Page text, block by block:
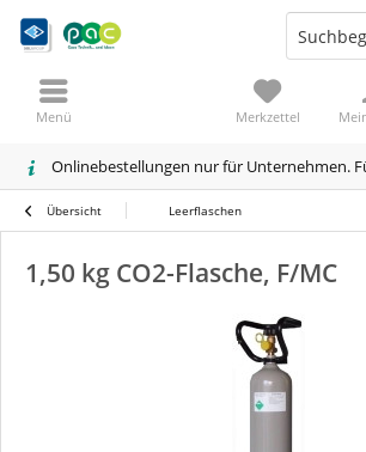
Onlinebestellungen nur für Unternehmen.
Merkzettel
Menü
Übersicht Leerflaschen
1,50 kg CO2-Flasche, F/MC